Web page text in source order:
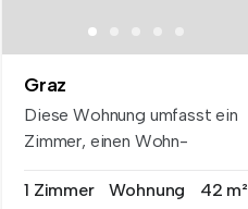
Graz
Diese Wohnung umfasst ein
Zimmer, einen Wohn-
1 Zimmer
Wohnung 42 m²